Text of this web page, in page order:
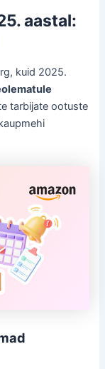
aastal:
kuid 2025.
tarbijate ootuste